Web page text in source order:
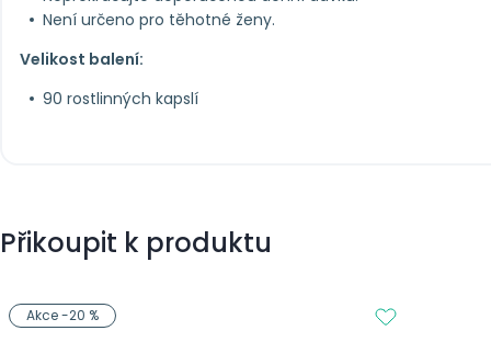
Není určeno pro těhotné ženy.
Velikost balení:
90 rostlinných kapslí
Přikoupit k produktu
Akce -20 %